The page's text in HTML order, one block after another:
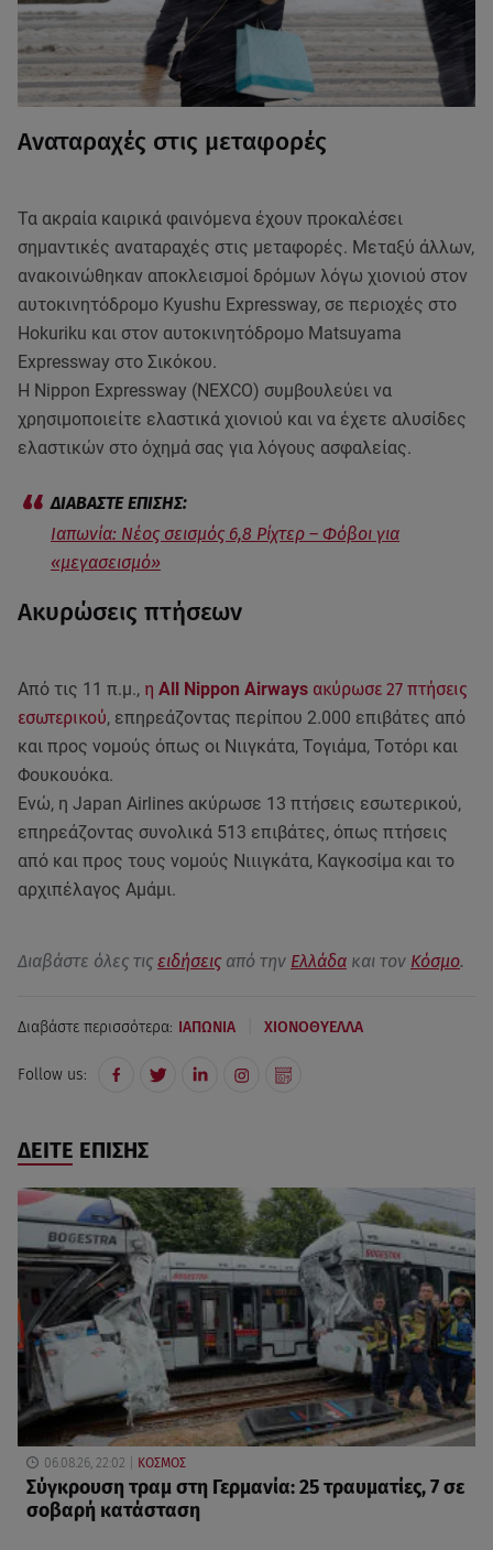
Αναταραχές στις μεταφορές
Τα ακραία καιρικά φαινόμενα έχουν προκαλέσει
σημαντικές αναταραχές στις μεταφορές. Μεταξύ άλλων,
ανακοινώθηκαν αποκλεισμοί δρόμων λόγω χιονιού στον
αυτοκινητόδρομο Kyushu Expressway, σε περιοχές στο
Hokuriku και στον αυτοκινητόδρομο Matsuyama
Expressway στο Σικόκου.
Η Nippon Expressway (NEXCO) συμβουλεύει να
χρησιμοποιείτε ελαστικά χιονιού και να έχετε αλυσίδες
ελαστικών στο όχημά σας για λόγους ασφαλείας.
Ιαπωνία: Νέος σεισμός 6,8 Ρίχτερ – Φόβοι για
«μεγασεισμό»
Ακυρώσεις πτήσεων
Από τις 11 π.μ., η All Nippon Airways ακύρωσε 27 πτήσεις
εσωτερικού, επηρεάζοντας περίπου 2.000 επιβάτες από
και προς νομούς όπως οι Νιιγκάτα, Τογιάμα, Τοτόρι και
Φουκουόκα.
Ενώ, η Japan Airlines ακύρωσε 13 πτήσεις εσωτερικού,
επηρεάζοντας συνολικά 513 επιβάτες, όπως πτήσεις
από και προς τους νομούς Νιιιγκάτα, Καγκοσίμα και το
αρχιπέλαγος Αμάμι.
Διαβάστε όλες τις ειδήσεις από την Ελλάδα και τον Κόσμο.
Διαβάστε περισσότερα: ΙΑΠΩΝΙΑ ΧΙΟΝΟΘΥΕΛΛΑ
Follow us:
ΔΕΙΤΕ ΕΠΙΣΗΣ
06.08.26, 22:02 ΚΟΣΜΟΣ
Σύγκρουση τραμ στη Γερμανία: 25 τραυματίες, 7 σε
σοβαρή κατάσταση